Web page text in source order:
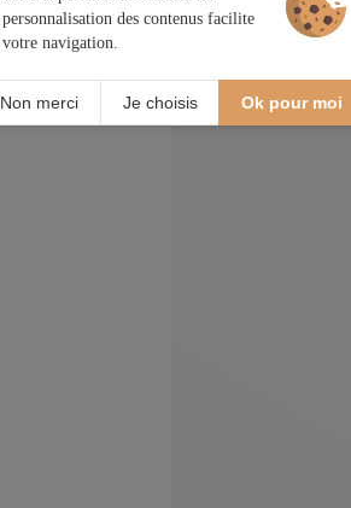
Il est interdit de
personnalisation des contenus facilite
votre navigation.
Ok pour moi
Non merci Je choisis